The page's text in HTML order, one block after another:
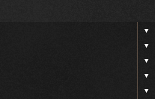
▼
▼
▼
▼
▼